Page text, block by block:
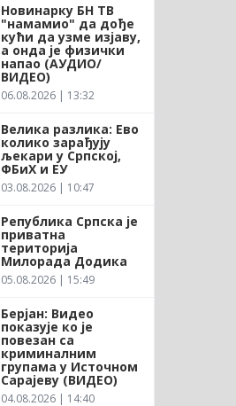
Новинарку БН ТВ
"намамио" да дође
кући да узме изјаву,
а онда је физички
напао (АУДИО/
ВИДЕО)
06.08.2026 | 13:32
Велика разлика: Ево
колико зарађују
љекари у Српској,
ФБиХ и ЕУ
03.08.2026 | 10:47
Република Српска је
приватна
територија
Милорада Додика
05.08.2026 | 15:49
Берјан: Видео
показује ко је
повезан са
криминалним
групама у Источном
Сарајеву (ВИДЕО)
04.08.2026 | 14:40